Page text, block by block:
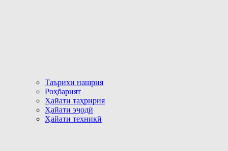
Таърихи нашрия
Роҳбарият
Ҳайати таҳририя
Ҳайати эҷодӣ
Ҳайати техникӣ